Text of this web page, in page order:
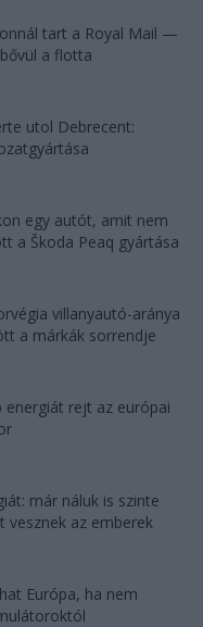
tart a Royal Mail —
a flotta
utol Debrecent:
egy autót, amit nem
a Škoda Peaq gyártása
villanyautó-aránya
a márkák sorrendje
energiát rejt az európai
már náluk is szinte
az emberek
Európa, ha nem